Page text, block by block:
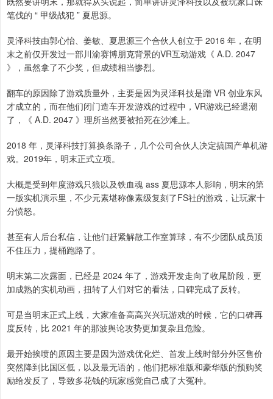
笔伐的 “ 甲级战犯 ” 夏思源。
灵泽科技由郭心怡、姜敏、夏思源三个合伙人创立于 2016 年，在明
末之前仅开发过一部川渝赛博朋克背景的VR互动游戏《 A.D. 2047
》，虽然拿了不少奖，但成绩相当惨烈。
翻车的原因除了游戏质量外，主要是因为灵泽科技是蹭 VR 创业东风
才成立的，而在他们闭门造车开发游戏的过程中，VR游戏已经退潮
了，《 A.D. 2047 》理所当然要被拍死在沙滩上。
2018 年，灵泽科技打算换条路子，几个公司合伙人决定搞国产单机游
戏。2019年，明末正式立项。
大概是受到年度游戏只狼以及铁血魂 ass 夏思源本人影响，明末的第
一版实机演示里，不少元素堪称像素级复刻了FS社的游戏，让玩家十
分愤怒。
甚至有人后台私信，让他们赶紧解散工作室算球，有不少团队成员顶
不住压力，提桶跑路了。
明末第二次露面，已经是 2024 年了，游戏开发走向了收尾阶段，更
加成熟的实机动画，扭转了人们对它的看法，口碑完成了反转。
可是当明末正式上线，大家准备高高兴兴玩游戏的时候，它的口碑再
度反转，比 2021 年的那波舆论攻势更加复杂且危险。
最开始挨喷的原因主要是因为游戏优化烂、首发上线时部分外区售价
突然降到比国区低，以及最无语的，他们把标准版和豪华版的预购奖
励给发反了，导致多花钱的玩家感觉自己成了大冤种。